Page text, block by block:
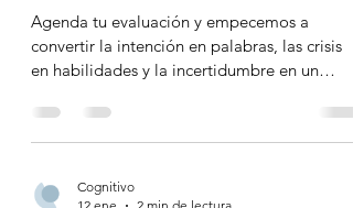
recomendable que una
terapeuta “haga de todo”?
convertir la intención en palabras, las crisis